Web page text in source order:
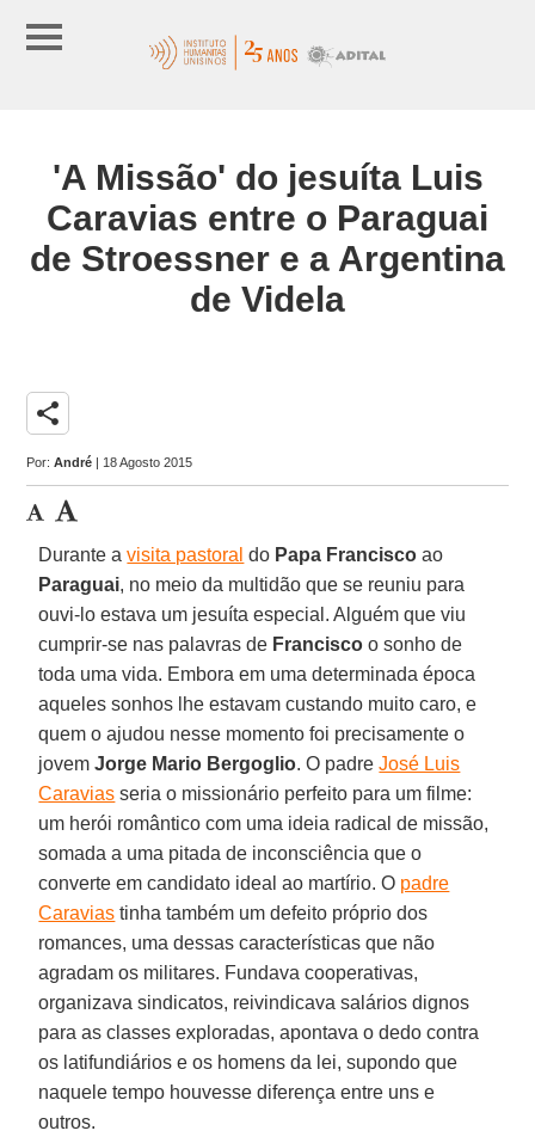
'A Missão' do jesuíta Luis
Caravias entre o Paraguai
de Stroessner e a Argentina
de Videla
share
Por:André | 18 Agosto 2015
Durante avisita pastoral do Papa Francisco ao
Paraguai, no meio da multidão que se reuniu para
ouvi-lo estava um jesuíta especial. Alguém que viu
cumprir-se nas palavras de Francisco o sonho de
toda uma vida. Embora em uma determinada época
aqueles sonhos lhe estavam custando muito caro, e
quem o ajudou nesse momento foi precisamente o
jovemJorge Mario Bergoglio. O padreJosé Luis
Caravias seria o missionário perfeito para um filme:
um herói romântico com uma ideia radical de missão,
somada a uma pitada de inconsciência que o
converte em candidato ideal ao martírio. O padre
Caravias tinha também um defeito próprio dos
romances, uma dessas características que não
agradam os militares. Fundava cooperativas,
organizava sindicatos, reivindicava salários dignos
para as classes exploradas, apontava o dedo contra
os latifundiários e os homens da lei, supondo que
naquele tempo houvesse diferença entre uns e
outros.